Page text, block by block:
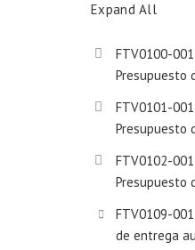
Expand All
FTV0100-
Presupuesto
FTV0101-
Presupuesto
FTV0102-
Presupuesto
FTV0109-
de entrega